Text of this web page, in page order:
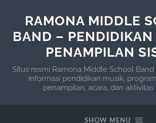
RAMONA MIDDLE
BAND –
PENAMPILAN
Situs resmi Ramona Middle School
informasi pendidikan musik,
penampilan, acara, dan aktivitas
SHOW MENU